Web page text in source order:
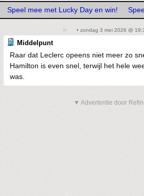
Speel mee met Lucky Day en win!
• zondag 3 mei 2026 @
Middelpunt
Raar dat Leclerc opeens niet meer zo
Hamilton is even snel, terwijl het hele
was.
▼ Advertentie door